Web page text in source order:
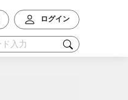
ログイン